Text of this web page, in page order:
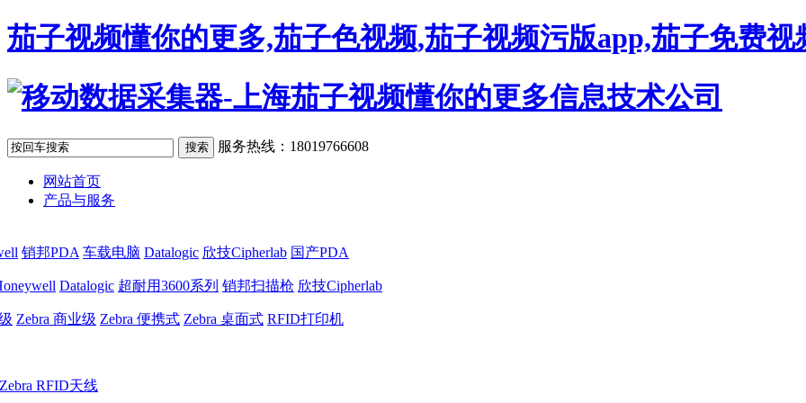
茄子视频懂你的更多,茄子色视频,茄子视频污版app,茄子免费视
服务热线：18019766608
网站首页
产品与服务
销邦PDA 车载电脑 Datalogic 欣技Cipherlab 国产PDA
Datalogic 超耐用3600系列 销邦扫描枪 欣技Cipherlab
Zebra 商业级 Zebra 便携式 Zebra 桌面式 RFID打印机
Zebra RFID天线